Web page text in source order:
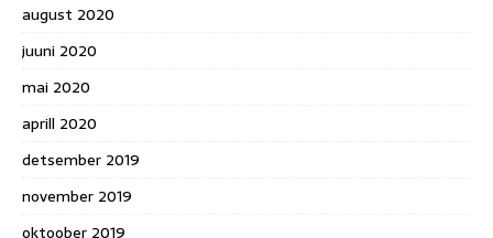
august 2020
juuni 2020
mai 2020
aprill 2020
detsember 2019
november 2019
oktoober 2019